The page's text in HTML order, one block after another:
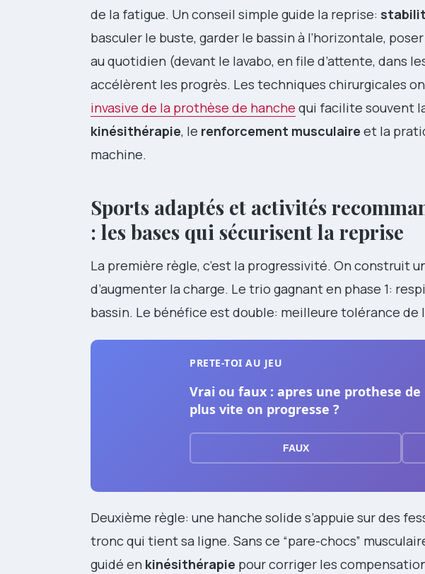
de la fatigue. Un conseil simple guide la reprise:
basculer le buste, garder le bassin à l’horizontale,
au quotidien (devant le lavabo, en file d’attente, dans
accélèrent les progrès. Les techniques chirurgicales
invasive de la prothèse de hanche qui facilite souvent
kinésithérapie, le renforcement musculaire et la
machine.
Sports adaptés et activités
: les bases qui sécurisent la reprise
La première règle, c’est la progressivité. On construit
d’augmenter la charge. Le trio gagnant en phase 1:
bassin. Le bénéfice est double: meilleure tolérance
PRETE-TOI AU JEU
Vrai ou faux : apres une prothese
plus vite on progresse ?
FAUX
Deuxième règle: une hanche solide s’appuie sur des
tronc qui tient sa ligne. Sans ce “pare-chocs”
guidé en kinésithérapie pour corriger les